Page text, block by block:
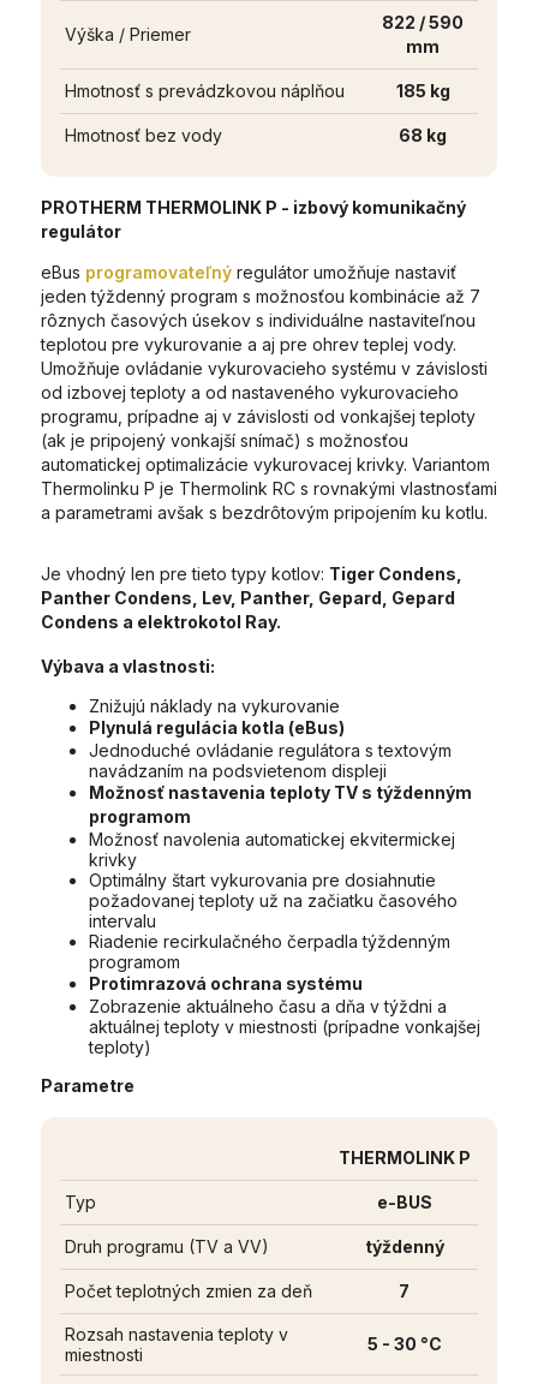
Výška / Priemer
822 / 590
mm
Hmotnosť s prevádzkovou náplňou 185 kg
Hmotnosť bez vody 68 kg
PROTHERM THERMOLINK P - izbový komunikačný
regulátor
eBus programovateľný regulátor umožňuje nastaviť
jeden týždenný program s možnosťou kombinácie až 7
rôznych časových úsekov s individuálne nastaviteľnou
teplotou pre vykurovanie a aj pre ohrev teplej vody.
Umožňuje ovládanie vykurovacieho systému v závislosti
od izbovej teploty a od nastaveného vykurovacieho
programu, prípadne aj v závislosti od vonkajšej teploty
(ak je pripojený vonkajší snímač) s možnosťou
automatickej optimalizácie vykurovacej krivky. Variantom
Thermolinku P je Thermolink RC s rovnakými vlastnosťami
a parametrami avšak s bezdrôtovým pripojením ku kotlu.
Je vhodný len pre tieto typy kotlov: Tiger Condens,
Panther Condens, Lev, Panther, Gepard, Gepard
Condens a elektrokotol Ray.
Výbava a vlastnosti:
Znižujú náklady na vykurovanie
Plynulá regulácia kotla (eBus)
Jednoduché ovládanie regulátora s textovým
navádzaním na podsvietenom displeji
Možnosť nastavenia teploty TV s týždenným
programom
Možnosť navolenia automatickej ekvitermickej
krivky
Optimálny štart vykurovania pre dosiahnutie
požadovanej teploty už na začiatku časového
intervalu
Riadenie recirkulačného čerpadla týždenným
programom
Protimrazová ochrana systému
Zobrazenie aktuálneho času a dňa v týždni a
aktuálnej teploty v miestnosti (prípadne vonkajšej
teploty)
Parametre
THERMOLINK P
Typ e-BUS
Druh programu (TV a VV) týždenný
Počet teplotných zmien za deň 7
Rozsah nastavenia teploty v
miestnosti
5 - 30 °C